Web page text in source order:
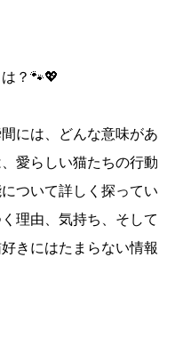
？🐾💖
には、どんな意味があ
愛らしい猫たちの行動
ついて詳しく探ってい
理由、気持ち、そして
きにはたまらない情報